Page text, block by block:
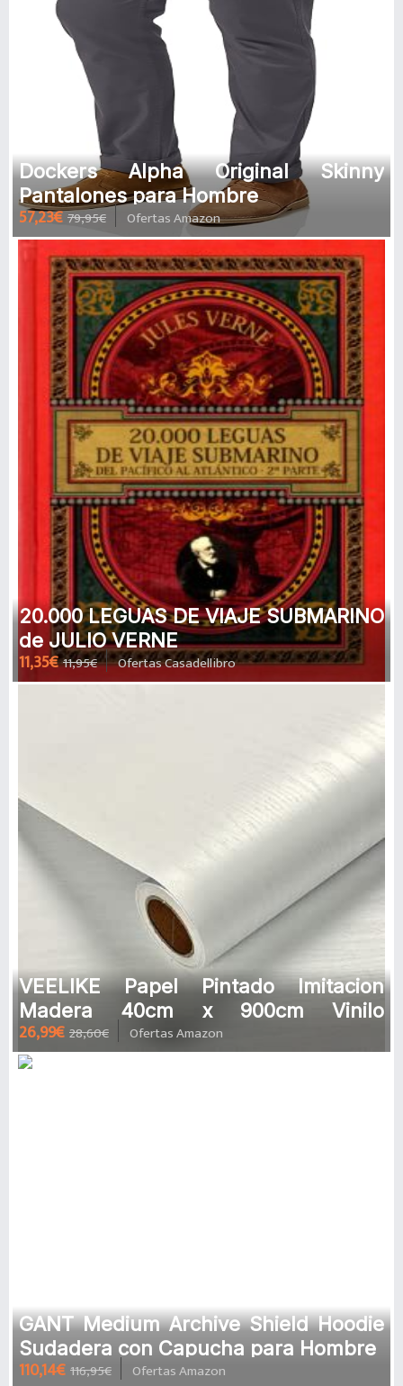
Dockers Alpha Original Skinny
Pantalones para Hombre
57,23€ 79,95€ Ofertas Amazon
20.000 LEGUAS DE VIAJE SUBMARINO
de JULIO VERNE
11,35€ 11,95€ Ofertas Casadellibro
VEELIKE Papel Pintado Imitacion
Madera 40cm x 900cm Vinilo
Autoadhesivo Papel Pared Adhesivas
Para M
26,99€ 28,60€ Ofertas Amazon
GANT Medium Archive Shield Hoodie
Sudadera con Capucha para Hombre
110,14€ 116,95€ Ofertas Amazon